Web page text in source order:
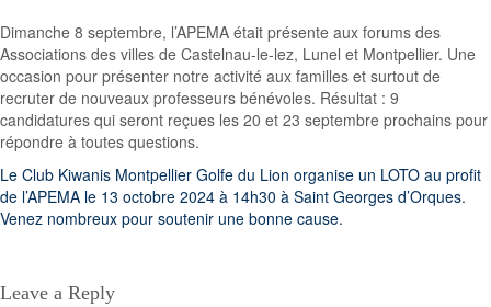
Dimanche 8 septembre, l’APEMA était présente aux forums des
Associations des villes de Castelnau-le-lez, Lunel et Montpellier. Une
occasion pour présenter notre activité aux familles et surtout de
recruter de nouveaux professeurs bénévoles. Résultat : 9
candidatures qui seront reçues les 20 et 23 septembre prochains pour
répondre à toutes questions.
Post
navigation
Le Club Kiwanis Montpellier Golfe du Lion organise un LOTO au profit
de l’APEMA le 13 octobre 2024 à 14h30 à Saint Georges d’Orques.
Venez nombreux pour soutenir une bonne cause.
Leave a Reply